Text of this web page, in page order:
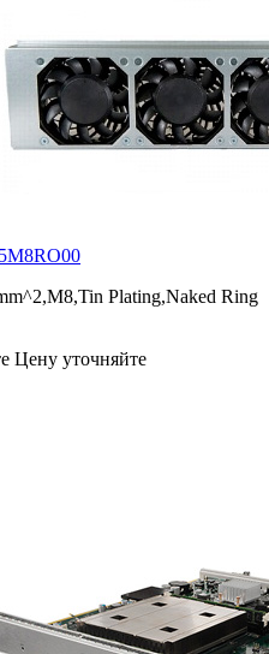
Plating,Naked Ring
Цену уточняйте